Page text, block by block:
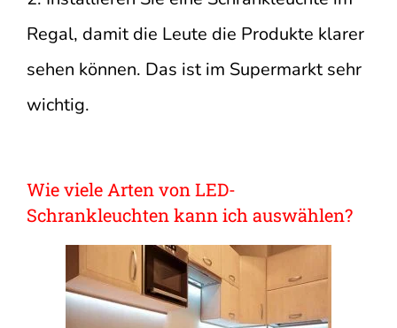
Regal, damit die Leute die Produkte klarer
sehen können. Das ist im Supermarkt sehr
wichtig.
Wie viele Arten von LED-
Schrankleuchten kann ich auswählen?